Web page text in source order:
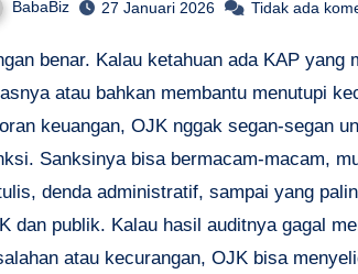
BabaBiz 27 Januari 2026 Tidak ada
benar. Kalau ketahuan ada KAP yang
atau bahkan membantu menutupi
keuangan, OJK nggak segan-segan
Sanksinya bisa bermacam-macam,
denda administratif, sampai yang
dan publik. Kalau hasil auditnya gagal
atau kecurangan, OJK bisa